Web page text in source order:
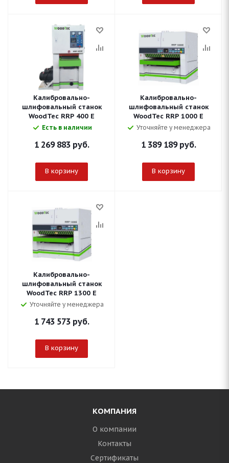
Калибровально-
шлифовальный станок
WoodTec RRP 400 E
Есть в наличии
1 269 883руб.
В корзину
Калибровально-
шлифовальный станок
WoodTec RRP 1000 E
Уточняйте у менеджера
1 389 189руб.
В корзину
Калибровально-
шлифовальный станок
WoodTec RRP 1300 E
Уточняйте у менеджера
1 743 573руб.
В корзину
КОМПАНИЯ
О компании
Контакты
Сертификаты